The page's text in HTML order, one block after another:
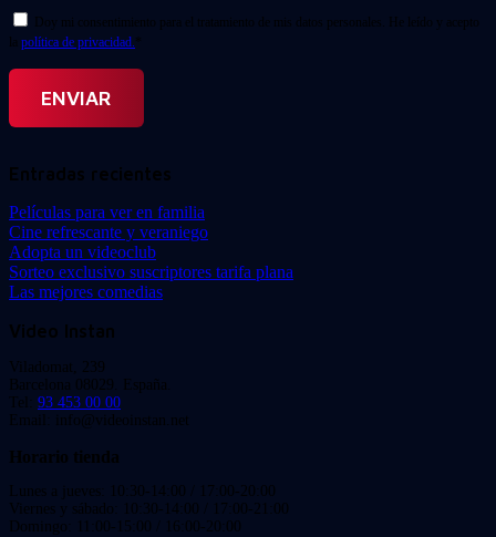
Doy mi consentimiento para el tratamiento de mis datos personales. He leído y acepto
la política de privacidad. *
Entradas recientes
Películas para ver en familia
Cine refrescante y veraniego
Adopta un videoclub
Sorteo exclusivo suscriptores tarifa plana
Las mejores comedias
Video Instan
Viladomat, 239
Barcelona 08029. España.
Tel: 93 453 00 00
Email: info@videoinstan.net
Horario tienda
Lunes a jueves: 10:30-14:00 / 17:00-20:00
Viernes y sábado: 10:30-14:00 / 17:00-21:00
Domingo: 11:00-15:00 / 16:00-20:00